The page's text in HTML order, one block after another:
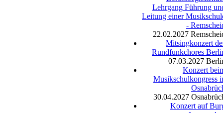
Lehrgang Führung
Leitung einer
-
22.02.2027
Mitsingkonzert
Rundfunkchores
07.03.2027
Konzert
Musikschulkongress
30.04.2027
Konzert auf